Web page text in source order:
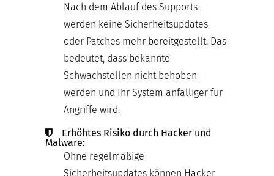
Nach dem Ablauf des Supports
werden keine Sicherheitsupdates
oder Patches mehr bereitgestellt. Das
bedeutet, dass bekannte
Schwachstellen nicht behoben
werden und Ihr System anfälliger für
Angriffe wird.
Erhöhtes Risiko durch Hacker und
Malware:
Ohne regelmäßige
Sicherheitsupdates können Hacker